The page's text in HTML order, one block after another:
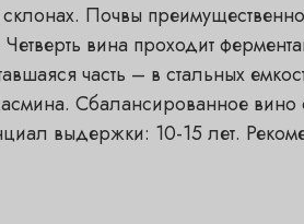
Почвы преимущественно
вина проходит
часть – в стальных
Сбалансированное
выдержки: 10-15 лет.